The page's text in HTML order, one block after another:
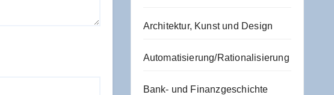
Architektur, Kunst und Design
Automatisierung/Rationalisierung
Bank- und Finanzgeschichte